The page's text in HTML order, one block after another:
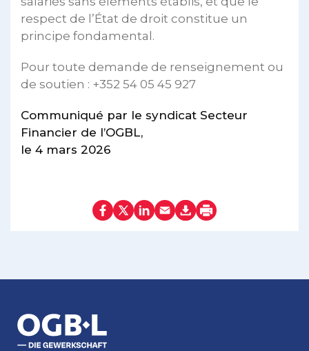
respect de l’État de droit constitue un
principe fondamental.
Pour toute demande de renseignement ou
de soutien : +352 54 05 45 927
Communiqué par le syndicat Secteur
Financier de l’OGBL,
le 4 mars 2026